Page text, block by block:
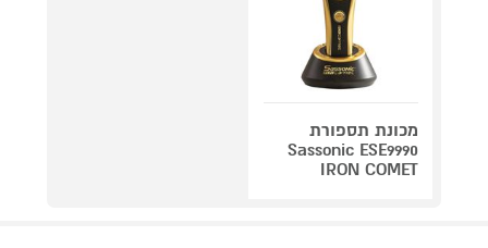
מכונת תספורת
Sassonic ESE9990
IRON COMET